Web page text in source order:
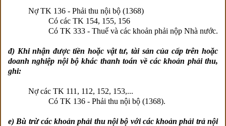
Nợ TK 136 - Phải thu nội bộ (1368)
Có các TK 154, 155, 156
Có TK 333 - Thuế và các khoản phải nộp Nhà nước.
đ) Khi nhận được tiền hoặc vật tư, tài sản của cấp trên hoặc
doanh nghiệp nội bộ khác thanh toán về các khoản phải thu,
ghi:
Nợ các TK 111, 112, 152, 153,...
Có TK 136 - Phải thu nội bộ (1368).
e) Bù trừ các khoản phải thu nội bộ với các khoản phải trả nội